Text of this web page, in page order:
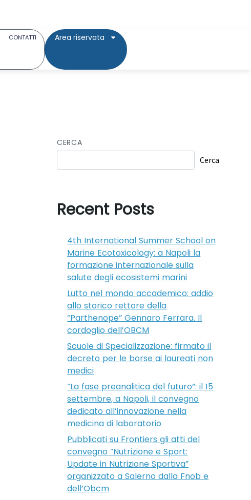
CONTATTI Area riservata
CERCA
Cerca
Recent Posts
4th International Summer School on
Marine Ecotoxicology: a Napoli la
formazione internazionale sulla
salute degli ecosistemi marini
Lutto nel mondo accademico: addio
allo storico rettore della
“Parthenope” Gennaro Ferrara. Il
cordoglio dell’OBCM
Scuole di Specializzazione: firmato il
decreto per le borse ai laureati non
medici
“La fase preanalitica del futuro”: il 15
settembre, a Napoli, il convegno
dedicato all’innovazione nella
medicina di laboratorio
Pubblicati su Frontiers gli atti del
convegno “Nutrizione e Sport:
Update in Nutrizione Sportiva”
organizzato a Salerno dalla Fnob e
dell’Obcm